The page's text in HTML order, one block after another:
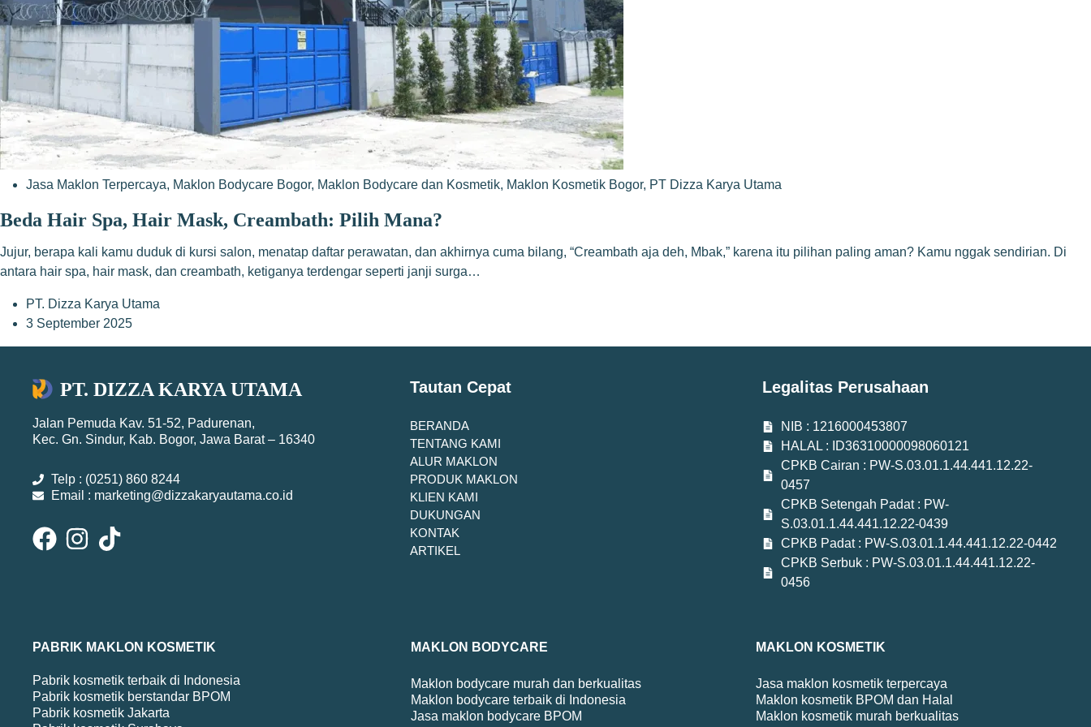
Jasa Maklon Terpercaya, Maklon Bodycare Bogor, Maklon Bodycare dan Kosmetik, Maklon Kosmetik Bogor, PT Dizza Karya Utama
Beda Hair Spa, Hair Mask, Creambath: Pilih Mana?
Jujur, berapa kali kamu duduk di kursi salon, menatap daftar perawatan, dan akhirnya cuma bilang, “Creambath aja deh, Mbak,” karena itu pilihan paling aman? Kamu nggak sendirian. Di
antara hair spa, hair mask, dan creambath, ketiganya terdengar seperti janji surga…
PT. Dizza Karya Utama
3 September 2025
PT. DIZZA KARYA UTAMA
Jalan Pemuda Kav. 51-52, Padurenan,
Kec. Gn. Sindur, Kab. Bogor, Jawa Barat – 16340
Telp : (0251) 860 8244
Email : marketing@dizzakaryautama.co.id
Tautan Cepat
BERANDA
TENTANG KAMI
ALUR MAKLON
PRODUK MAKLON
KLIEN KAMI
DUKUNGAN
KONTAK
ARTIKEL
Legalitas Perusahaan
NIB : 1216000453807
HALAL : ID36310000098060121
CPKB Cairan : PW-S.03.01.1.44.441.12.22-
0457
CPKB Setengah Padat : PW-
S.03.01.1.44.441.12.22-0439
CPKB Padat : PW-S.03.01.1.44.441.12.22-0442
CPKB Serbuk : PW-S.03.01.1.44.441.12.22-
0456
PABRIK MAKLON KOSMETIK
Pabrik kosmetik terbaik di Indonesia
Pabrik kosmetik berstandar BPOM
Pabrik kosmetik Jakarta
MAKLON BODYCARE
Maklon bodycare murah dan berkualitas
Maklon bodycare terbaik di Indonesia
Jasa maklon bodycare BPOM
MAKLON KOSMETIK
Jasa maklon kosmetik terpercaya
Maklon kosmetik BPOM dan Halal
Maklon kosmetik murah berkualitas